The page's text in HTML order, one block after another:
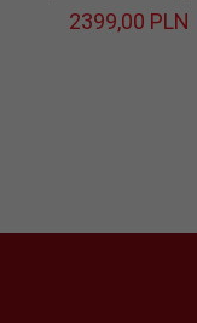
2399,00 PLN